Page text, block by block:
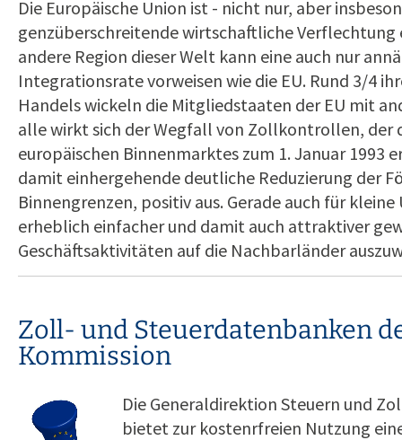
Die Europäische Union ist - nicht nur, aber
genzüberschreitende wirtschaftliche
andere Region dieser Welt kann eine auch nur
Integrationsrate vorweisen wie die EU. Rund 3/4
Handels wickeln die Mitgliedstaaten der EU mit
alle wirkt sich der Wegfall von Zollkontrollen, der
europäischen Binnenmarktes zum 1. Januar 1993
damit einhergehende deutliche Reduzierung der
Binnengrenzen, positiv aus. Gerade auch für
erheblich einfacher und damit auch attraktiver
Geschäftsaktivitäten auf die Nachbarländer
Zoll- und Steuerdatenbanken
Kommission
Die Generaldirektion Steuern und
bietet zur kostenrfreien Nutzung